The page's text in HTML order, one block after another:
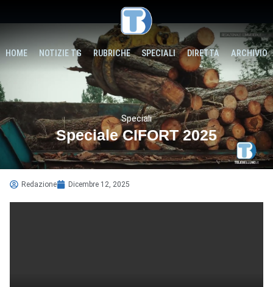
HOME NOTIZIE TG RUBRICHE SPECIALI DIRETTA ARCHIVIO
Speciali
Speciale CIFORT 2025
Redazione Dicembre 12, 2025